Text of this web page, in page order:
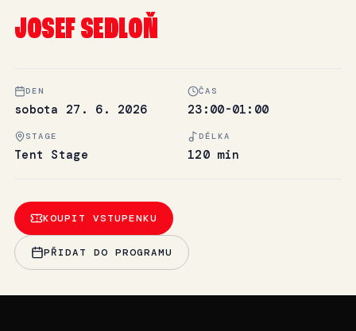
JOSEF SEDLOŇ
DEN
sobota 27. 6. 2026
ČAS
23:00-01:00
STAGE
Tent Stage
DÉLKA
120 min
KOUPIT VSTUPENKU
PŘIDAT DO PROGRAMU